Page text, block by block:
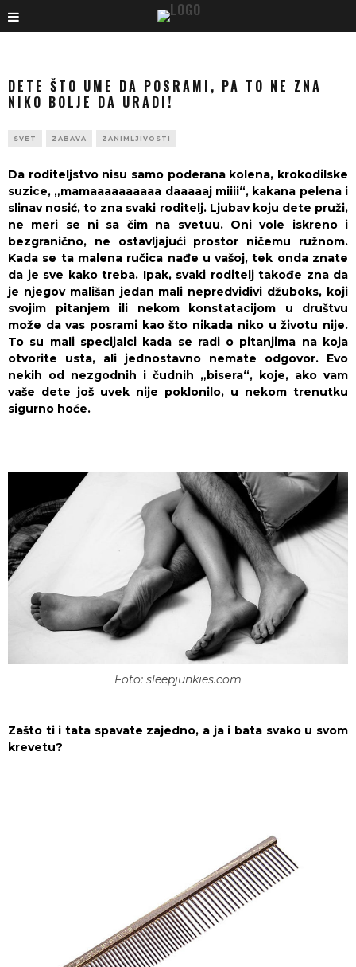
DETE ŠTO UME DA POSRAMI, PA TO NE ZNA
NIKO BOLJE DA URADI!
SVET ZABAVA ZANIMLJIVOSTI
Da roditeljstvo nisu samo poderana kolena, krokodilske
suzice, „mamaaaaaaaaaa daaaaaj miiii“, kakana pelena i
slinav nosić, to zna svaki roditelj. Ljubav koju dete pruži,
ne meri se ni sa čim na svetuu. Oni vole iskreno i
bezgranično, ne ostavljajući prostor ničemu ružnom.
Kada se ta malena ručica nađe u vašoj, tek onda znate
da je sve kako treba. Ipak, svaki roditelj takođe zna da
je njegov mališan jedan mali nepredvidivi džuboks, koji
svojim pitanjem ili nekom konstatacijom u društvu
može da vas posrami kao što nikada niko u životu nije.
To su mali specijalci kada se radi o pitanjima na koja
otvorite usta, ali jednostavno nemate odgovor. Evo
nekih od nezgodnih i čudnih „bisera“, koje, ako vam
vaše dete još uvek nije poklonilo, u nekom trenutku
sigurno hoće.
Foto: sleepjunkies.com
Zašto ti i tata spavate zajedno, a ja i bata svako u svom
krevetu?